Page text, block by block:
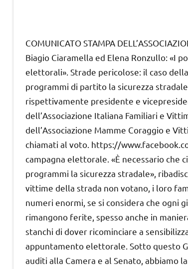
COMUNICATO STAMPA
Biagio Ciaramella ed Elena Ronzullo: «I
elettorali». Strade pericolose: il caso
programmi di partito la sicurezza
rispettivamente presidente e
dell’Associazione Italiana Familiari e
dell’Associazione Mamme Coraggio e
chiamati al voto. https://
campagna elettorale. «È necessario che
programmi la sicurezza stradale»,
vittime della strada non votano, i loro
numeri enormi, se si considera che ogni
rimangono ferite, spesso anche in
stanchi di dover ricominciare a
appuntamento elettorale. Sotto questo
auditi alla Camera e al Senato, abbiamo